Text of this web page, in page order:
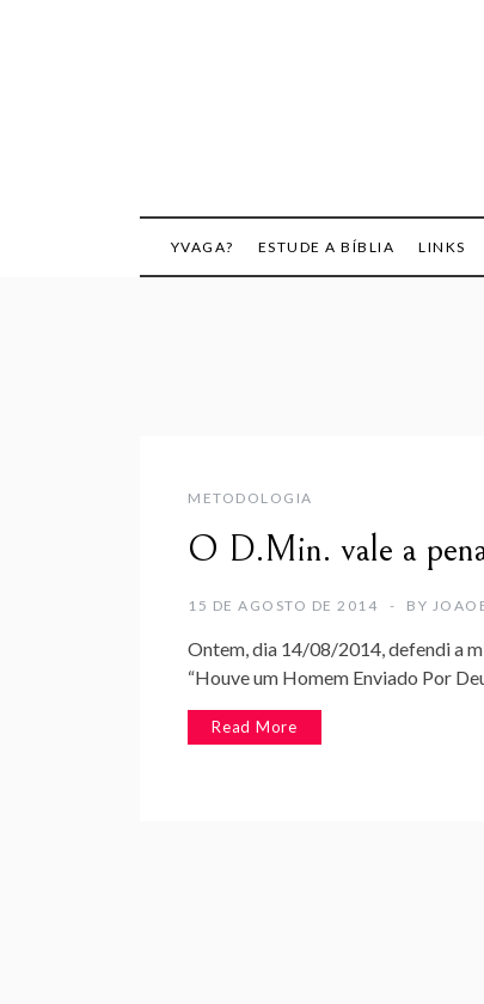
YVAGA? ESTUDE A BÍBLIA LINKS
METODOLOGIA
O D.Min. vale a
15 DE AGOSTO DE 2014 BY
Ontem, dia 14/08/2014, defendi a
“Houve um Homem Enviado Por
Read More